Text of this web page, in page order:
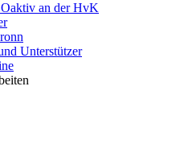
an der HvK
Unterstützer